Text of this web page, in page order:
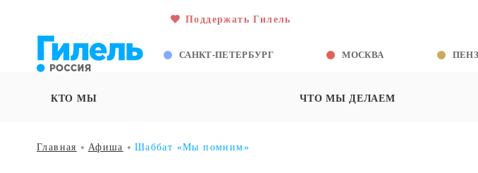
Поддержать Гилель
САНКТ-ПЕТЕРБУРГ МОСКВА
КТО МЫ ЧТО МЫ ДЕЛАЕМ
Главная Афиша Шаббат «Мы помним»